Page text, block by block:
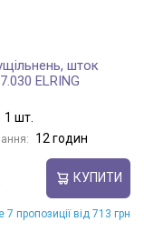
шток
ELRING
1 шт.
12 годин
КУПИТИ
7 пропозиції від 713 грн